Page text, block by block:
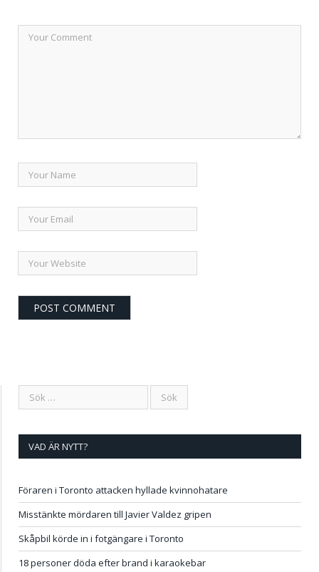
VAD ÄR NYTT?
Föraren i Toronto attacken hyllade kvinnohatare
Misstänkte mördaren till Javier Valdez gripen
Skåpbil körde in i fotgängare i Toronto
18 personer döda efter brand i karaokebar